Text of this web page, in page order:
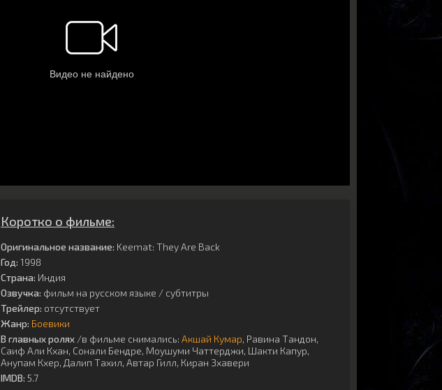
Коротко о фильме:
Оригинальное название: Keemat: They Are Back
Год: 1998
Страна: Индия
Озвучка: фильм на русском языке / субтитры
Трейлер: отсутствует
Жанр: Боевики
В главных ролях /в фильме снимались: Акшай Кумар, Равина Тандон,
Саиф Али Кхан, Сонали Бендре, Моушуми Чаттерджи, Шакти Капур,
Анупам Кхер, Далип Тахил, Автар Гилл, Киран Зхавери
IMDB: 5.7